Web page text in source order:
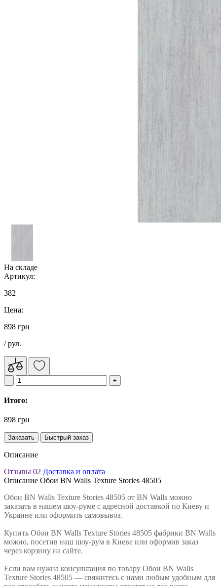
На складе
Артикул:
382
Цена:
898 грн
/ рул.
Итого:
898 грн
Заказать Быстрый заказ
Описание
Отзывы 02 Доставка и оплата
Описание Обои BN Walls Texture Stories 48505
Обои BN Walls Texture Stories 48505 от BN Walls можно
заказать в нашем шоу-руме с адресной доставкой по Киеву и
Украине или оформить самовывоз.
Купить Обои BN Walls Texture Stories 48505 фабрики BN Walls
можно, посетив наш шоу-рум в Киеве или оформив заказ
через корзину на сайте.
Если вам нужна консультация по товару Обои BN Walls
Texture Stories 48505 — свяжитесь с нами любым удобным для